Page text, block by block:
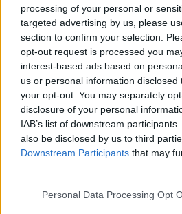
processing of your personal or
targeted advertising by us, please
section to confirm your selection.
opt-out request is processed you
interest-based ads based on
us or personal information
your opt-out. You may separately
disclosure of your personal
IAB’s list of downstream
also be disclosed by us to third
Downstream Participants that may
Personal Data Processing Opt
Facebook
TwitterMessenger
WhatsApp
EmailCopy
Link
Wersja do druku